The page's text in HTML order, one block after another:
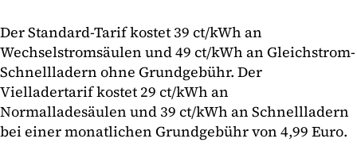
Der Standard-Tarif kostet 39 ct/kWh an
Wechselstromsäulen und 49 ct/kWh an Gleichstrom-
Schnellladern ohne Grundgebühr. Der
Vielladertarif kostet 29 ct/kWh an
Normalladesäulen und 39 ct/kWh an Schnellladern
bei einer monatlichen Grundgebühr von 4,99 Euro.